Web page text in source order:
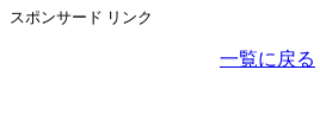
スポンサード リンク
一覧に戻る